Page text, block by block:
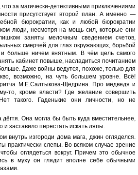
за магически-детективными приключениями
присутствует второй план. А именно —
бюрократии, как и любой бюрократии
люди, несмотря на мощь сил, которые они
заняты мелочным сведением счетов,
смерчей для глаз окружающих, борьбой
больше ничем внятным. В чём цель самого
кабинет повыше, насладиться почитанием
Даже войны ведутся, похоже, только для
кво, возможно, на чуть большем уровне. Всё!
М.Е.Салтыкова-Щедрина. Про медведя и
то, кроме власти? Где желание совершить
такого. Гаденькие они личности, но не
Она могла бы быть куда вместительнее,
и заставило перестать искать ляпы.
внутрь изгороди дома мага, джин огляделся.
практически слепы. Во всяком случае зрение
оглядеться вокруг. Причем это обычное
в муху он глядит вполне себе обычными